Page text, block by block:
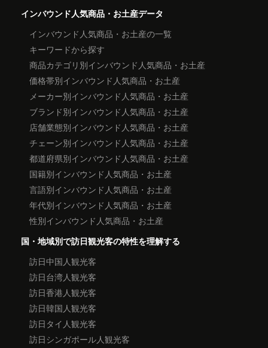
インバウンド人気商品・お土産データ
インバウンド人気商品・お土産の一覧
キーワードから探す
商品カテゴリ別インバウンド人気商品・お土産
価格帯別インバウンド人気商品・お土産
メーカー別インバウンド人気商品・お土産
ブランド別インバウンド人気商品・お土産
店舗業態別インバウンド人気商品・お土産
チェーン別インバウンド人気商品・お土産
都道府県別インバウンド人気商品・お土産
国籍別インバウンド人気商品・お土産
言語別インバウンド人気商品・お土産
年代別インバウンド人気商品・お土産
性別インバウンド人気商品・お土産
国・地域別で訪日観光客の特性を理解する
訪日中国人観光客
訪日台湾人観光客
訪日香港人観光客
訪日韓国人観光客
訪日タイ人観光客
訪日シンガポール人観光客